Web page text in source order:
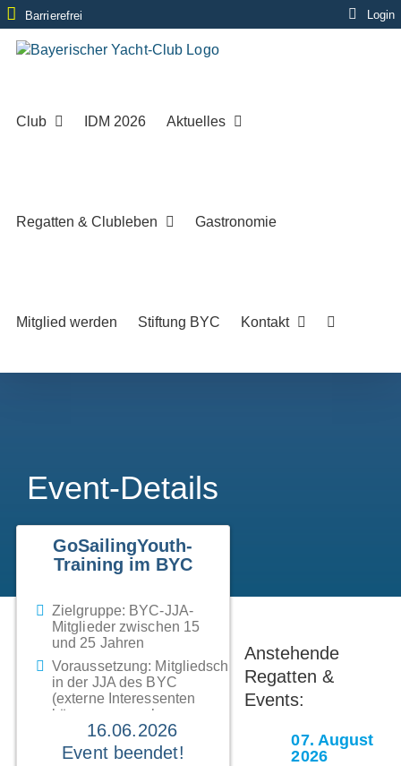
Zum
Inhalt
springen
Barrierefrei Login
Club IDM 2026 Aktuelles
Regatten & Clubleben Gastronomie
Mitglied werden Stiftung BYC Kontakt
Event-Details
GoSailingYouth-
Training im BYC
Zielgruppe: BYC-JJA-
Mitglieder zwischen 15
und 25 Jahren
Voraussetzung: Mitgliedschaft
in der JJA des BYC
(externe Interessenten
können nur nach
vorheriger Absprache
teilnehmen)
16.06.2026
Event beendet!
Anstehende
Regatten &
Events:
07. August
2026